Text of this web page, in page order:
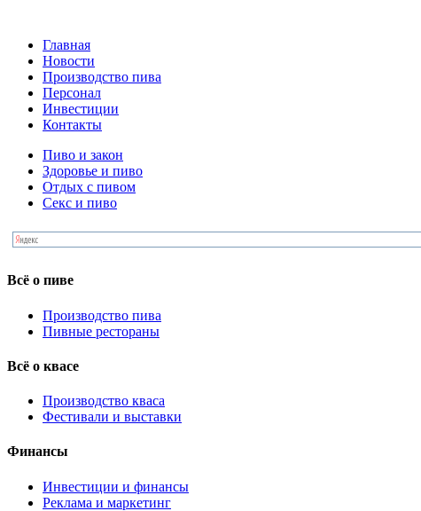
Главная
Новости
Производство пива
Персонал
Инвестиции
Контакты
Пиво и закон
Здоровье и пиво
Отдых с пивом
Секс и пиво
Всё о пиве
Производство пива
Пивные рестораны
Всё о квасе
Производство кваса
Фестивали и выставки
Финансы
Инвестиции и финансы
Реклама и маркетинг